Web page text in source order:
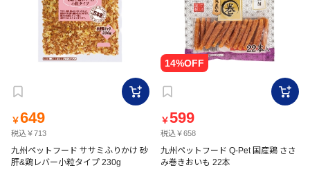
￥649
税込￥713
九州ペットフード ササミふりかけ 砂
肝&鶏レバー小粒タイプ 230g
￥599
税込￥658
九州ペットフード Q-Pet 国産鶏 ささ
み巻きおいも 22本